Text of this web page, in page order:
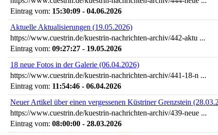
Eintrag vom: 15:30:09 - 04.06.2026
Aktuelle Aktualisierungen (19.05.2026)
https://www.cuestrin.de/kuestrin-nachrichten-archiv/442-aktu ...
Eintrag vom: 09:27:27 - 19.05.2026
18 neue Fotos in der Galerie (06.04.2026)
https://www.cuestrin.de/kuestrin-nachrichten-archiv/441-18-n ...
Eintrag vom: 11:54:46 - 06.04.2026
Neuer Artikel über einen vergessenen Küstriner Grenzstein
https://www.cuestrin.de/kuestrin-nachrichten-archiv/439-neue ...
Eintrag vom: 08:00:00 - 28.03.2026